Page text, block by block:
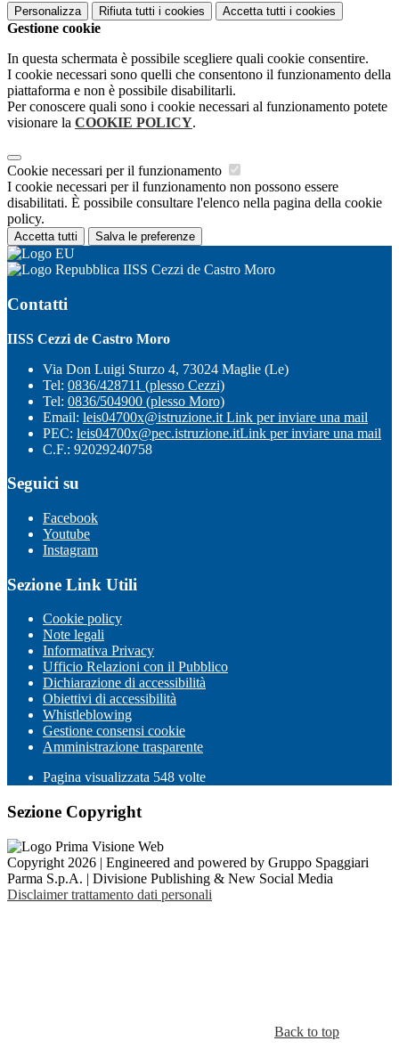
Personalizza Rifiuta tutti i cookies Accetta tutti i cookies
Gestione cookie
In questa schermata è possibile scegliere quali cookie consentire.
I cookie necessari sono quelli che consentono il funzionamento della
piattaforma e non è possibile disabilitarli.
Per conoscere quali sono i cookie necessari al funzionamento potete
visionare la COOKIE POLICY.
Cookie necessari per il funzionamento
I cookie necessari per il funzionamento non possono essere
disabilitati. È possibile consultare l'elenco nella pagina della cookie
policy.
Accetta tutti Salva le preferenze
IISS Cezzi de Castro Moro
Contatti
IISS Cezzi de Castro Moro
Via Don Luigi Sturzo 4, 73024 Maglie (Le)
Tel: 0836/428711 (plesso Cezzi)
Tel: 0836/504900 (plesso Moro)
Email: leis04700x@istruzione.it Link per inviare una mail
PEC: leis04700x@pec.istruzione.itLink per inviare una mail
C.F.: 92029240758
Seguici su
Facebook
Youtube
Instagram
Sezione Link Utili
Cookie policy
Note legali
Informativa Privacy
Ufficio Relazioni con il Pubblico
Dichiarazione di accessibilità
Obiettivi di accessibilità
Whistleblowing
Gestione consensi cookie
Amministrazione trasparente
Pagina visualizzata 548 volte
Sezione Copyright
Copyright 2026 | Engineered and powered by Gruppo Spaggiari
Parma S.p.A. | Divisione Publishing & New Social Media
Disclaimer trattamento dati personali
Back to top